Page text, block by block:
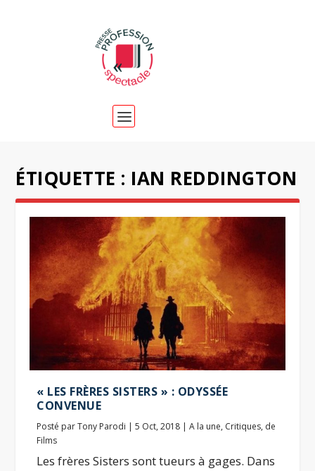
ÉTIQUETTE : IAN REDDINGTON
« LES FRÈRES SISTERS » : ODYSSÉE
CONVENUE
Posté parTony Parodi |5 Oct, 2018 |A la une, Critiques, de
Films
Les frères Sisters sont tueurs à gages. Dans